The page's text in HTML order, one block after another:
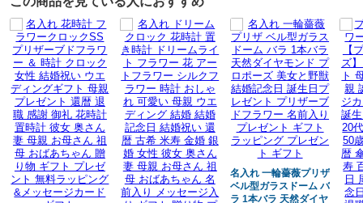
院祝い お見舞い おし
ゃれ 陶器 記念品 パー
プル 花 女友達 誕生日
母親 古希のお祝い 敬
老の日 ギフト 贈り物
お花 お供え 誕生日
名入れ 一輪薔薇プリザ
ベル型ガラスドーム バ
ラ 1本バラ 天然ダイヤ